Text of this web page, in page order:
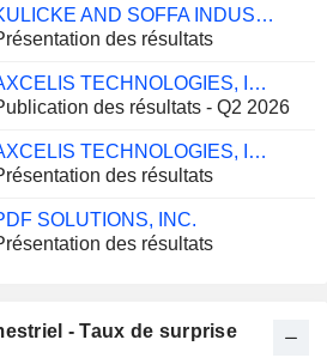
KULICKE AND SOFFA INDUSTRIES, INC.
des résultats
AXCELIS TECHNOLOGIES, INC.
des résultats - Q2 2026
AXCELIS TECHNOLOGIES, INC.
des résultats
SOLUTIONS, INC.
des résultats
- Taux de surprise